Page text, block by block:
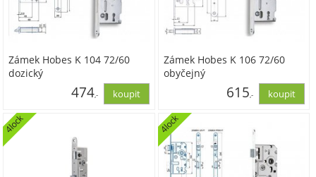
Zámek Hobes K 104 72/60
dozický
474,-
Zámek Hobes K 106 72/60
obyčejný
615,-
4lock 4lock